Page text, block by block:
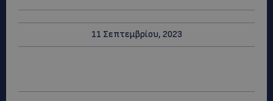
11 Σεπτεμβρίου, 2023